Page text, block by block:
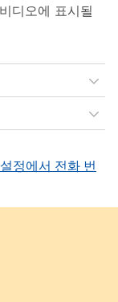
디오에 표시될
정에서 전화 번